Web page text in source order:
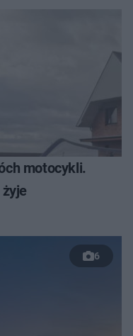
motocykli.
6